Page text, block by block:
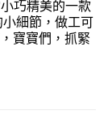
巧精美的一款
細節，做工可
寶寶們，抓緊